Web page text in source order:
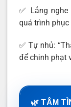
✅ Lắng
quá trình phục
✅ Tự nhủ:
để chinh phạt
🌿 TÂM